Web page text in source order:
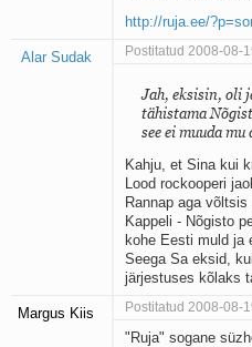
http://ruja.ee/
Alar Sudak Postitatud 2008-08-
Jah, eksisin, oli
tähistama
see ei muuda
Kahju, et Sina kui
Lood rockooperi
Rannap aga
Kappeli - Nõgisto
kohe Eesti muld ja
Seega Sa eksid,
järjestuses kõlaks
Margus Kiis Postitatud 2008-08-
"Ruja" sogane